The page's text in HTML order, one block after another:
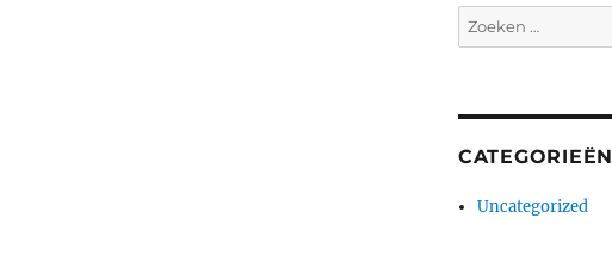
Zoeken
naar:
CATEGORIEËN
Uncategorized